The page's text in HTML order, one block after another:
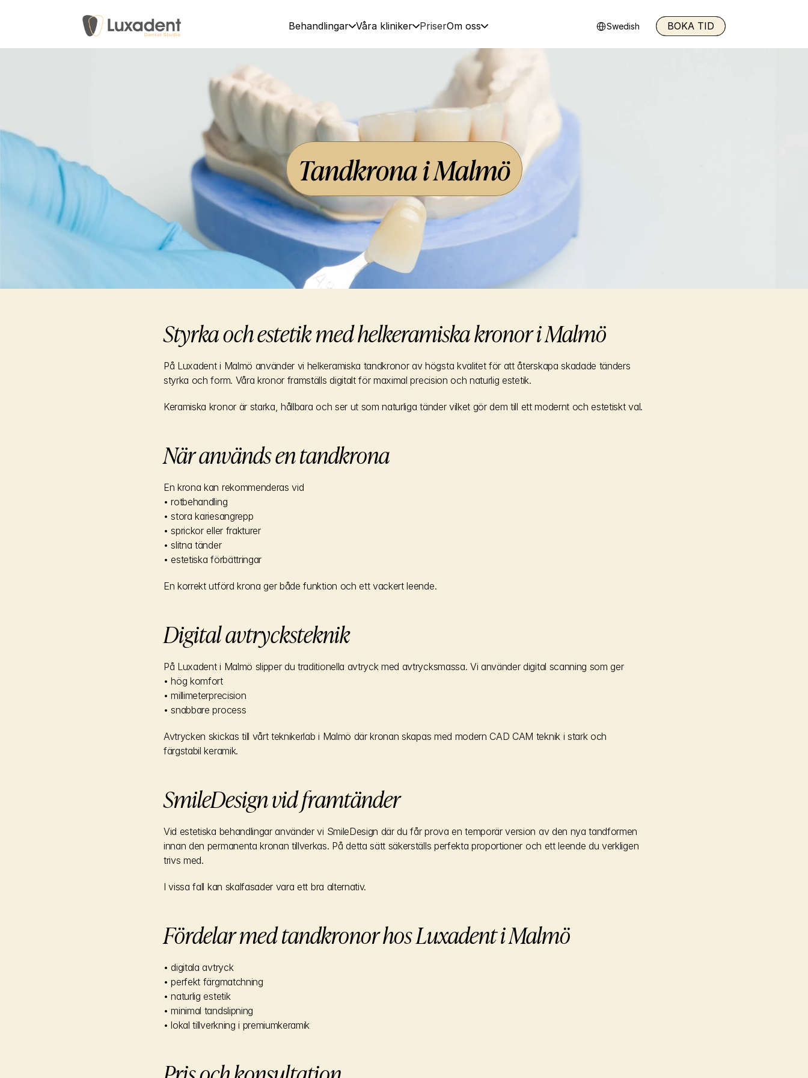
Behandlingar Våra kliniker PriserOm oss Select Language
Swedish BOKA TID
Tandkrona i Malmö
Styrka och estetik med helkeramiska kronor i Malmö
På Luxadent i Malmö använder vi helkeramiska tandkronor av högsta kvalitet för att återskapa skadade tänders
styrka och form. Våra kronor framställs digitalt för maximal precision och naturlig estetik.
Keramiska kronor är starka, hållbara och ser ut som naturliga tänder vilket gör dem till ett modernt och estetiskt val.
När används en tandkrona
En krona kan rekommenderas vid
• rotbehandling
• stora kariesangrepp
• sprickor eller frakturer
• slitna tänder
• estetiska förbättringar
En korrekt utförd krona ger både funktion och ett vackert leende.
Digital avtrycksteknik
På Luxadent i Malmö slipper du traditionella avtryck med avtrycksmassa. Vi använder digital scanning som ger
• hög komfort
• millimeterprecision
• snabbare process
Avtrycken skickas till vårt teknikerlab i Malmö där kronan skapas med modern CAD CAM teknik i stark och
färgstabil keramik.
SmileDesign vid framtänder
Vid estetiska behandlingar använder vi SmileDesign där du får prova en temporär version av den nya tandformen
innan den permanenta kronan tillverkas. På detta sätt säkerställs perfekta proportioner och ett leende du verkligen
trivs med.
I vissa fall kan skalfasader vara ett bra alternativ.
Fördelar med tandkronor hos Luxadent i Malmö
• digitala avtryck
• perfekt färgmatchning
• naturlig estetik
• minimal tandslipning
• lokal tillverkning i premiumkeramik